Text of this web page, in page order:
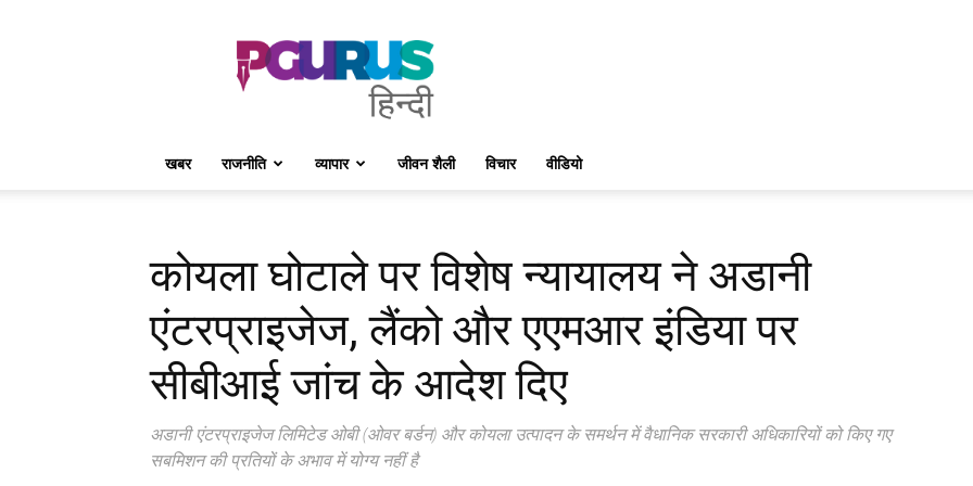
PGurus
Hindi
खबर राजनीति व्यापार जीवन शैली विचार वीडियो
कोयला घोटाले पर विशेष न्यायालय ने अडानी
एंटरप्राइजेज, लैंको और एएमआर इंडिया पर
सीबीआई जांच के आदेश दिए
अडानी एंटरप्राइजेज लिमिटेड ओबी (ओवर बर्डन) और कोयला उत्पादन के समर्थन में वैधानिक सरकारी अधिकारियों को किए गए
सबमिशन की प्रतियों के अभाव में योग्य नहीं है